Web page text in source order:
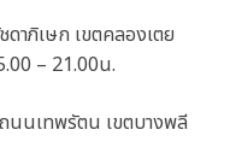
ภิเษก เขตคลองเตย
– 21.00น.
นเทพรัตน เขตบางพลี